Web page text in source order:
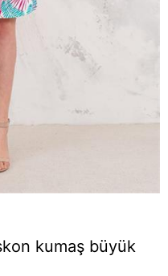
kumaş büyük